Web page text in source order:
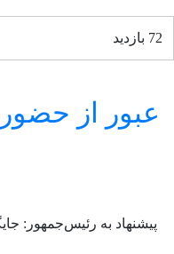
72 بازدید
عبور از
پیشنهاد به رئیس‌جمهور: